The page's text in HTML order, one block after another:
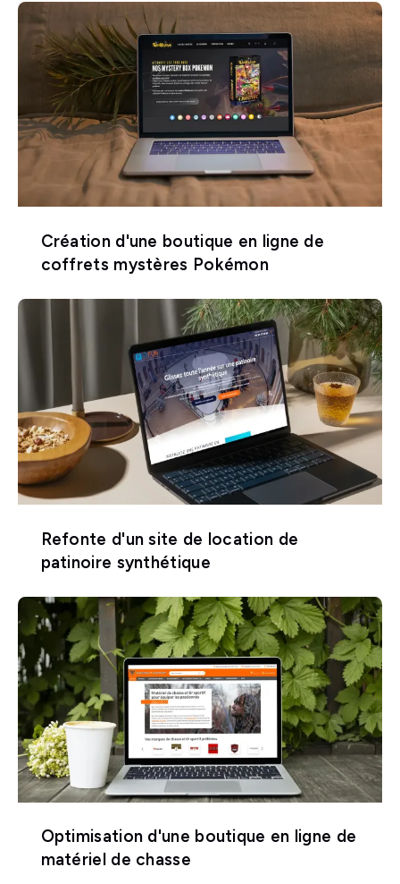
Création d'une boutique en ligne de
coffrets mystères Pokémon
Refonte d'un site de location de
patinoire synthétique
Optimisation d'une boutique en ligne de
matériel de chasse